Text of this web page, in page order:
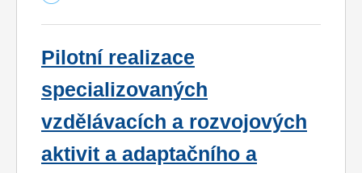
Pilotní realizace
specializovaných
vzdělávacích a rozvojových
aktivit a adaptačního a